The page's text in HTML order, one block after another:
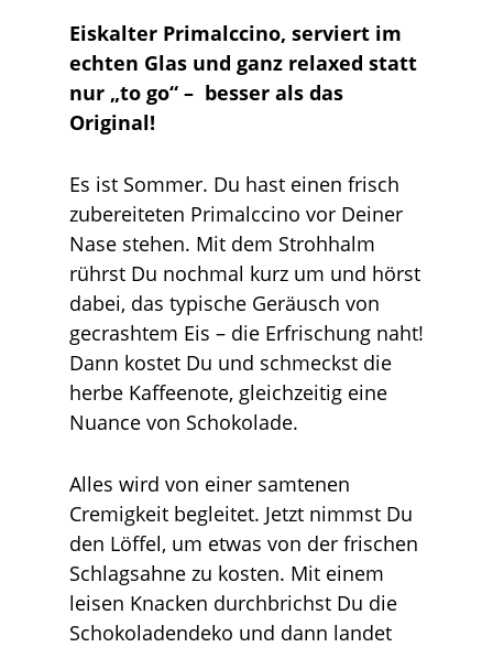
Eiskalter Primalccino, serviert im
echten Glas und ganz relaxed statt
nur „to go“ – besser als das
Original!
Es ist Sommer. Du hast einen frisch
zubereiteten Primalccino vor Deiner
Nase stehen. Mit dem Strohhalm
rührst Du nochmal kurz um und hörst
dabei, das typische Geräusch von
gecrashtem Eis – die Erfrischung naht!
Dann kostet Du und schmeckst die
herbe Kaffeenote, gleichzeitig eine
Nuance von Schokolade.
Alles wird von einer samtenen
Cremigkeit begleitet. Jetzt nimmst Du
den Löffel, um etwas von der frischen
Schlagsahne zu kosten. Mit einem
leisen Knacken durchbrichst Du die
Schokoladendeko und dann landet